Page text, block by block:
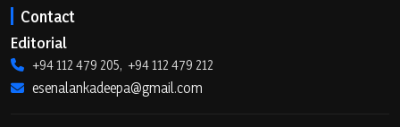
Contact
Editorial
+94 112 479 205, +94 112 479 212
esenalankadeepa@gmail.com